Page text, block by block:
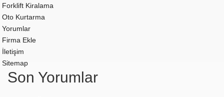
Forklift Kiralama
Oto Kurtarma
Yorumlar
Firma Ekle
İletişim
Sitemap
Son Yorumlar